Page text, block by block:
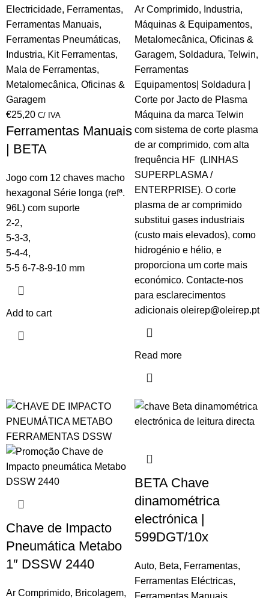
Electricidade, Ferramentas,
Ferramentas Manuais,
Ferramentas Pneumáticas,
Industria, Kit Ferramentas,
Mala de Ferramentas,
Metalomecânica, Oficinas &
Garagem
€25,20 C/ IVA
Ferramentas Manuais
| BETA
Jogo com 12 chaves macho
hexagonal Série longa (refª.
96L) com suporte
2-2,
5-3-3,
5-4-4,
5-5 6-7-8-9-10 mm
Add to cart
Ar Comprimido, Industria,
Máquinas & Equipamentos,
Metalomecânica, Oficinas &
Garagem, Soldadura, Telwin,
Ferramentas
Equipamentos| Soldadura |
Corte por Jacto de Plasma
Máquina da marca Telwin
com sistema de corte plasma
de ar comprimido, com alta
frequência HF (LINHAS
SUPERPLASMA /
ENTERPRISE). O corte
plasma de ar comprimido
substitui gases industriais
(custo mais elevados), como
hidrogénio e hélio, e
proporciona um corte mais
económico. Contacte-nos
para esclarecimentos
adicionais oleirep@oleirep.pt
Read more
Chave de Impacto
Pneumática Metabo
1″ DSSW 2440
Ar Comprimido, Bricolagem,
BETA Chave
dinamométrica
electrónica |
599DGT/10x
Auto, Beta, Ferramentas,
Ferramentas Eléctricas,
Ferramentas Manuais